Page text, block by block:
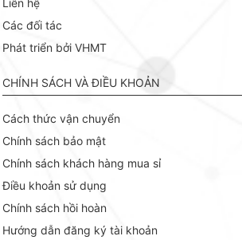
Các đối tác
Phát triển bởi VHMT
CHÍNH SÁCH VÀ ĐIỀU KHOẢN
Cách thức vận chuyển
Chính sách bảo mật
Chính sách khách hàng mua sỉ
Điều khoản sử dụng
Chính sách hồi hoàn
Hướng dẫn đăng ký tài khoản